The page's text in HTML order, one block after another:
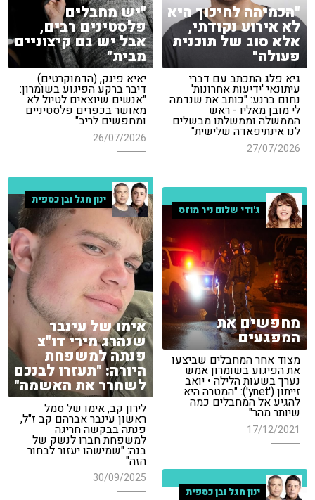
"הכמיהה לחיכוך היא
לא אירוע נקודתי,
אלא סוג של תוכנית
פעולה"
גיא פלג התכתב עם דברי
עיתונאי 'ידיעות אחרונות'
נחום ברנע: "כותב את שנדמה
לי מובן מאליו - ראש
הממשלה וממשלתו מבשלים
לנו אינתיפאדה שלישית"
27/07/2026
"יש מחבלים
פלסטינים רבים,
אבל יש גם קיצוניים
מבית"
יאיא פינק, (הדמוקרטים)
דיבר ברקע הפיגוע בשומרון:
"אנשים שיוצאים לטיול לא
מאושר בכפרים פלסטיניים
ומחפשים לריב"
26/07/2026
ינון מגל ובן כספית
אימו של עינבר
שנהרג מירי דו"צ
פנתה למשפחת
היורה: "תעזרו לבנכם
לשחרר את האשמה"
לירון קב, אימו של סמל
ראשון עינבר אברהם קב ז"ל,
פנתה בבקשה חריגה
למשפחת חברו לנשק של
בנה: "שמישהו יעזור לבחור
הזה"
30/09/2025
ג'ודי שלום ניר מוזס
מחפשים את
המפגעים
מצוד אחר המחבלים שביצעו
את הפיגוע בשומרון אמש
נערך בשעות הלילה • יואב
זייתון ('ynet'): "המטרה היא
להגיע אל המחבלים כמה
שיותר מהר"
17/12/2021
ינון מגל ובן כספית